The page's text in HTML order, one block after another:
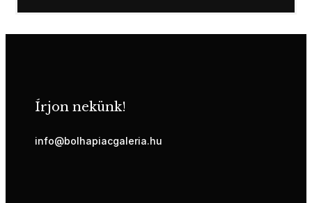
Írjon nekünk!
info@bolhapiacgaleria.hu